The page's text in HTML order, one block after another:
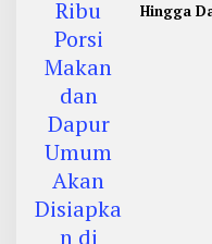
Hingga